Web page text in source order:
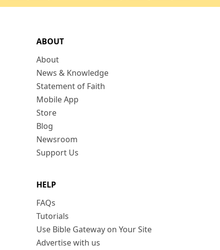
ABOUT
About
News & Knowledge
Statement of Faith
Mobile App
Store
Blog
Newsroom
Support Us
HELP
FAQs
Tutorials
Use Bible Gateway on Your Site
Advertise with us